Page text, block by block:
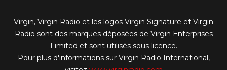
Virgin, Virgin Radio et les logos Virgin Signature et Virgin
Radio sont des marques déposées de Virgin Enterprises
Limited et sont utilisés sous licence.
Pour plus d'informations sur Virgin Radio International,